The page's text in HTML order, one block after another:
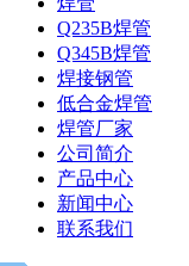
Q235B焊管
Q345B焊管
焊接钢管
低合金焊管
焊管厂家
公司简介
产品中心
新闻中心
联系我们